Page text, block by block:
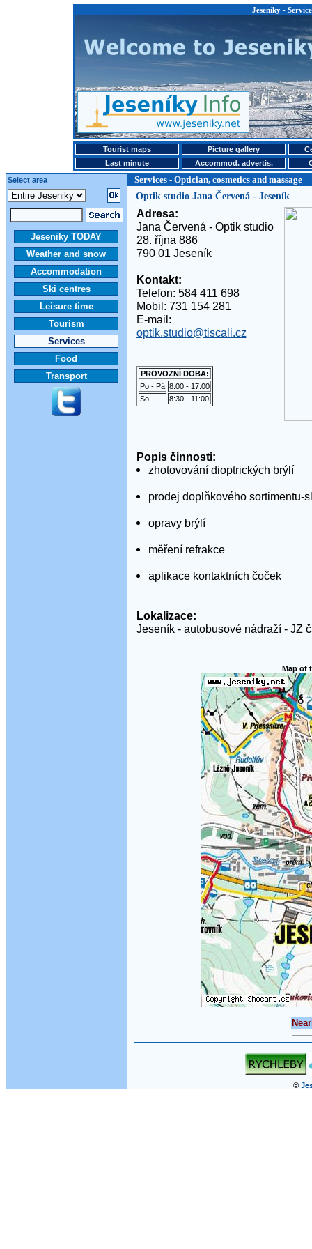
Jeseniky -
Tourist maps Picture gallery
Last minute
Accommod. advertis.
Select area
Services - Optician, cosmetics and massage
Jeseniky TODAY
Weather and snow
Accommodation
Ski centres
Leisure time
Tourism
Services
Food
Transport
Optik studio Jana Červená - Jeseník
Adresa:
Jana Červená - Optik studio
28. října 886
790 01 Jeseník
Kontakt:
Telefon: 584 411 698
Mobil: 731 154 281
E-mail:
optik.studio@tiscali.cz
PROVOZNÍ DOBA:
Po - Pá 8:00 - 17:00
So
8:30 - 11:00
Popis činnosti:
zhotovování dioptrických brýlí
prodej doplňkového sortimentu-
opravy brýlí
měření refrakce
aplikace kontaktních čoček
Lokalizace:
Jeseník - autobusové nádraží - JZ
Map of
©